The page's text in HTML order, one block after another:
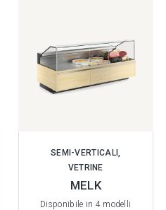
SEMI-VERTICALI,
VETRINE
MELK
Disponibile in 4 modelli